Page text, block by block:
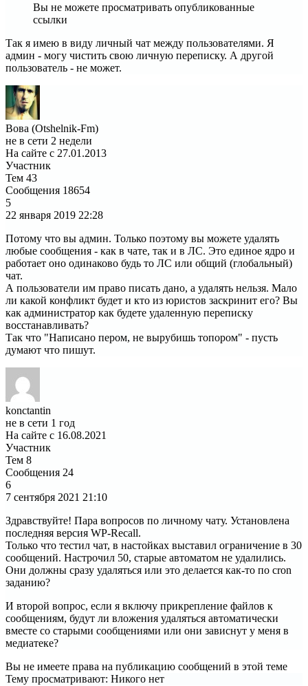
Вы не можете просматривать опубликованные
ссылки
Так я имею в виду личный чат между пользователями. Я
админ - могу чистить свою личную переписку. А другой
пользователь - не может.
Вова (Otshelnik-Fm)
не в сети 2 недели
На сайте с 27.01.2013
Участник
Тем 43
Сообщения 18654
5
22 января 2019 22:28
Потому что вы админ. Только поэтому вы можете удалять
любые сообщения - как в чате, так и в ЛС. Это единое ядро и
работает оно одинаково будь то ЛС или общий (глобальный)
чат.
А пользователи им право писать дано, а удалять нельзя. Мало
ли какой конфликт будет и кто из юристов заскринит его? Вы
как администратор как будете удаленную переписку
восстанавливать?
Так что "Написано пером, не вырубишь топором" - пусть
думают что пишут.
konctantin
не в сети 1 год
На сайте с 16.08.2021
Участник
Тем 8
Сообщения 24
6
7 сентября 2021 21:10
Здравствуйте! Пара вопросов по личному чату. Установлена
последняя версия WP-Recall.
Только что тестил чат, в настойках выставил ограничение в 30
сообщений. Настрочил 50, старые автоматом не удалились.
Они должны сразу удаляться или это делается как-то по cron
заданию?
И второй вопрос, если я включу прикрепление файлов к
сообщениям, будут ли вложения удаляться автоматически
вместе со старыми сообщениями или они зависнут у меня в
медиатеке?
Вы не имеете права на публикацию сообщений в этой теме
Тему просматривают: Никого нет